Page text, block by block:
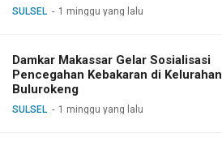
SULSEL 1 minggu yang lalu
Damkar Makassar Gelar Sosialisasi
Pencegahan Kebakaran di Kelurahan
Bulurokeng
SULSEL 1 minggu yang lalu